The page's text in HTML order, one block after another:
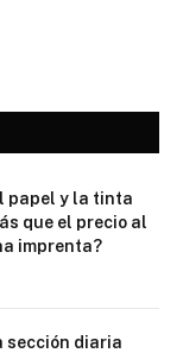
papel y la tinta
que el precio al
imprenta?
sección diaria